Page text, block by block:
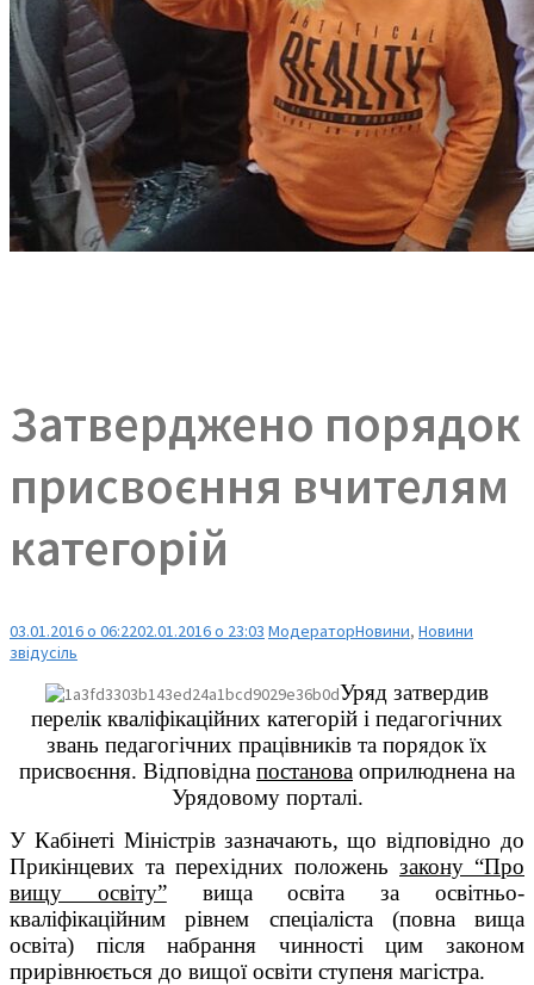
Затверджено порядок
присвоєння вчителям
категорій
03.01.2016 о 06:2202.01.2016 о 23:03 МодераторНовини, Новини
звідусіль
Уряд затвердив
перелік кваліфікаційних категорій і педагогічних
звань педагогічних працівників та порядок їх
присвоєння. Відповідна постанова оприлюднена на
Урядовому порталі.
У Кабінеті Міністрів зазначають, що відповідно до
Прикінцевих та перехідних положень закону “Про
вищу освіту”вища освіта за освітньо-
кваліфікаційним рівнем спеціаліста (повна вища
освіта) після набрання чинності цим законом
прирівнюється до вищої освіти ступеня магістра.